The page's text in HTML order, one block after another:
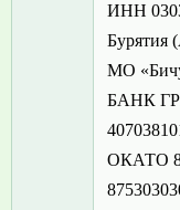
ИНН
Бурятия
МО
БАНК
ОКАТО